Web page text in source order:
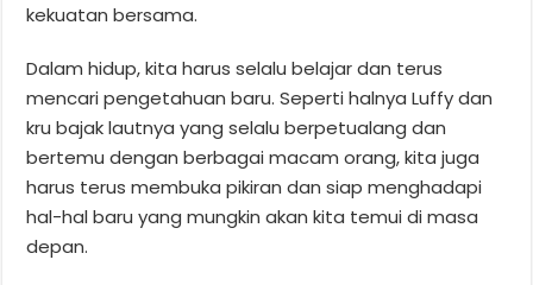
kekuatan bersama.
Dalam hidup, kita harus selalu belajar dan terus
mencari pengetahuan baru. Seperti halnya Luffy dan
kru bajak lautnya yang selalu berpetualang dan
bertemu dengan berbagai macam orang, kita juga
harus terus membuka pikiran dan siap menghadapi
hal-hal baru yang mungkin akan kita temui di masa
depan.